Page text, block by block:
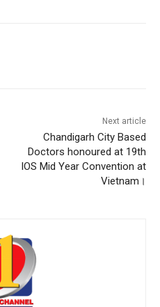
Next article
Chandigarh City Based
Doctors honoured at 19th
IOS Mid Year Convention at
Vietnam।